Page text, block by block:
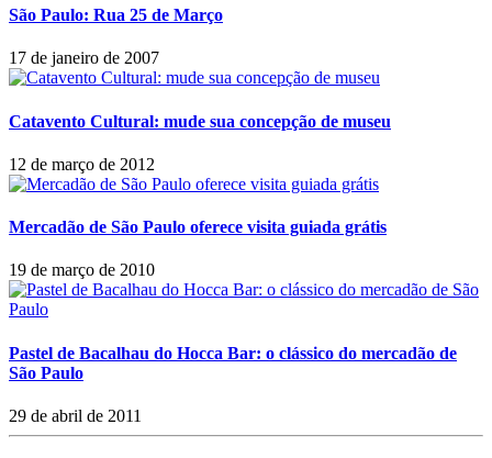
São Paulo: Rua 25 de Março
17 de janeiro de 2007
Catavento Cultural: mude sua concepção de museu
12 de março de 2012
Mercadão de São Paulo oferece visita guiada grátis
19 de março de 2010
Pastel de Bacalhau do Hocca Bar: o clássico do mercadão de
São Paulo
29 de abril de 2011